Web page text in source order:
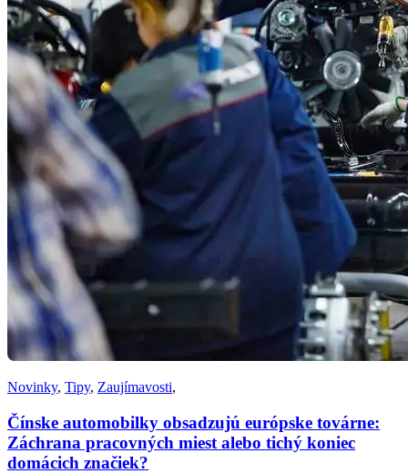
Novinky, Tipy, Zaujímavosti,
Čínske automobilky obsadzujú európske továrne:
Záchrana pracovných miest alebo tichý koniec
domácich značiek?